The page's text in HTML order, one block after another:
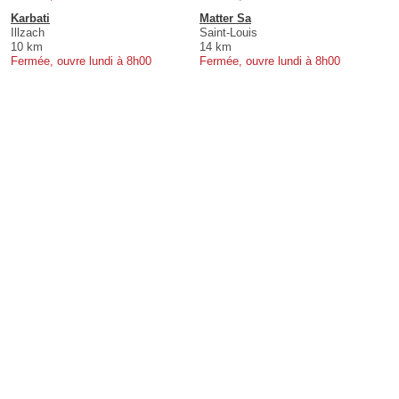
Karbati
Illzach
10 km
Fermée, ouvre lundi à 8h00
Matter Sa
Saint-Louis
14 km
Fermée, ouvre lundi à 8h00